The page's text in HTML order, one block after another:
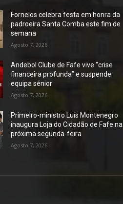
Fornelos celebra festa em honra da
padroeira Santa Comba este fim de
semana
Agosto 7, 2026
Andebol Clube de Fafe vive “crise
financeira profunda” e suspende
equipa sénior
Agosto 7, 2026
Primeiro-ministro Luís Montenegro
inaugura Loja do Cidadão de Fafe na
próxima segunda-feira
Agosto 7, 2026